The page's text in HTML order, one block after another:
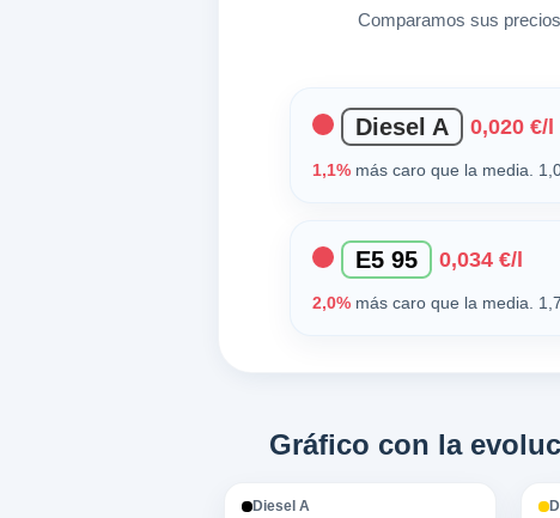
Comparamos sus
Diesel A 0,020 €/l
1,1% más caro que la media.
E5 95 0,034 €/l
2,0% más caro que la media.
Gráfico con la
Diesel A